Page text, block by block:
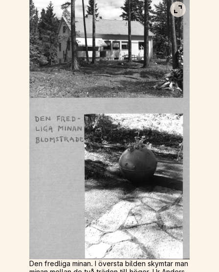
Visa bild i
Den fredliga minan. I översta bilden skymtar man